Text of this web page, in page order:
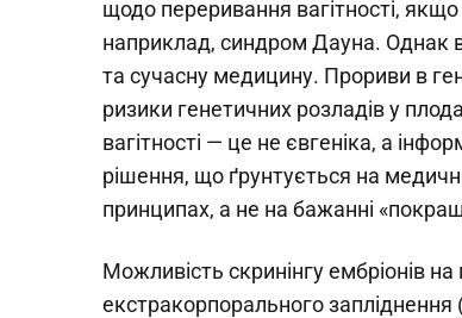
щодо переривання вагітності,
наприклад, синдром Дауна. Однак
та сучасну медицину. Прориви в
ризики генетичних розладів у
вагітності — це не євгеніка, а
рішення, що ґрунтується на
принципах, а не на бажанні
Можливість скринінгу ембріонів на
екстракорпорального запліднення